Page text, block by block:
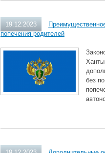
19.12.2023
попечения родителей
без